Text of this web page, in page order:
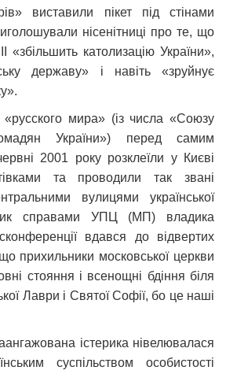
виставили пікет під стінами
нісенітниці про те, що
«збільшить католизацію України»,
державу» і навіть «зруйнує
«русского мира» (із числа «Союзу
України») перед самим
2001 року розклеїли у Києві
та проводили так звані
вулицями української
справами УПЦ (МП) владика
вдався до відвертих
прихильники московської церкви
стояння і всенощні бдіння біля
Лаври і Святої Софії, бо це наші
істерика нівелювалася
суспільством особистості